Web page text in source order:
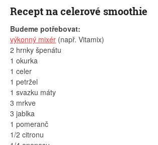
Recept na celerové smoothie
Budeme potřebovat:
výkonný mixér (např. Vitamix)
2 hrnky špenátu
1 okurka
1 celer
1 petržel
1 svazku máty
3 mrkve
3 jablka
1 pomeranč
1/2 citronu